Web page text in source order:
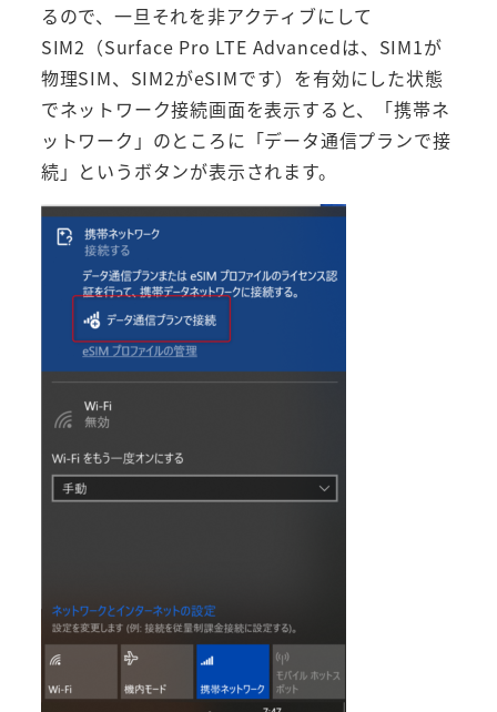
るので、一旦それを非アクティブにして
SIM2（Surface Pro LTE Advancedは、SIM1が
物理SIM、SIM2がeSIMです）を有効にした状態
でネットワーク接続画面を表示すると、「携帯ネ
ットワーク」のところに「データ通信プランで接
続」というボタンが表示されます。